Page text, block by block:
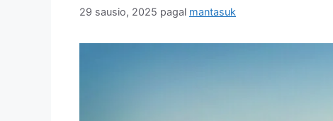
29 sausio, 2025 pagal mantasuk